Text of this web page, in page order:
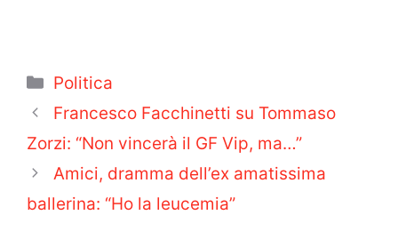
Categorie
Politica
Francesco Facchinetti su Tommaso
Zorzi: “Non vincerà il GF Vip, ma…”
Amici, dramma dell’ex amatissima
ballerina: “Ho la leucemia”